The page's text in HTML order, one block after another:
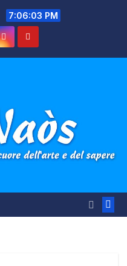
7:06:04 PM